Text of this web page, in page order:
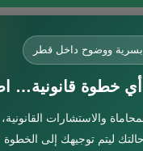
بسرية ووضوح داخل قطر
خطوة قانونية…
والاستشارات
ليتم توجيهك إلى الخطوة
شاطر